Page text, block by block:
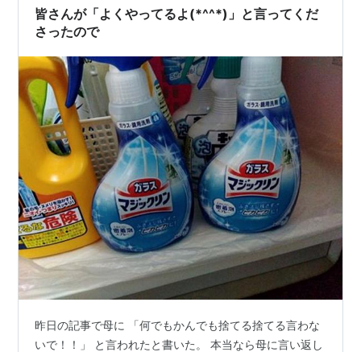
小学校）出身なのだ。 中村 浩陸さ…
皆さんが「よくやってるよ(*^^*)」と言ってくだ
さったので
昨日の記事で母に 「何でもかんでも捨てる捨てる言わな
いで！！」 と言われたと書いた。 本当なら母に言い返し